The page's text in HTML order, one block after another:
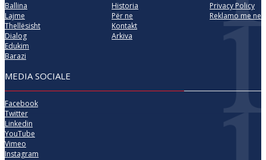
Ballina
Lajme
Thellësisht
Dialog
Edukim
Barazi
Historia
Për ne
Kontakt
Arkiva
Privacy Policy
Reklamo me ne
MEDIA SOCIALE
Facebook
Twitter
Linkedin
YouTube
Vimeo
Instagram